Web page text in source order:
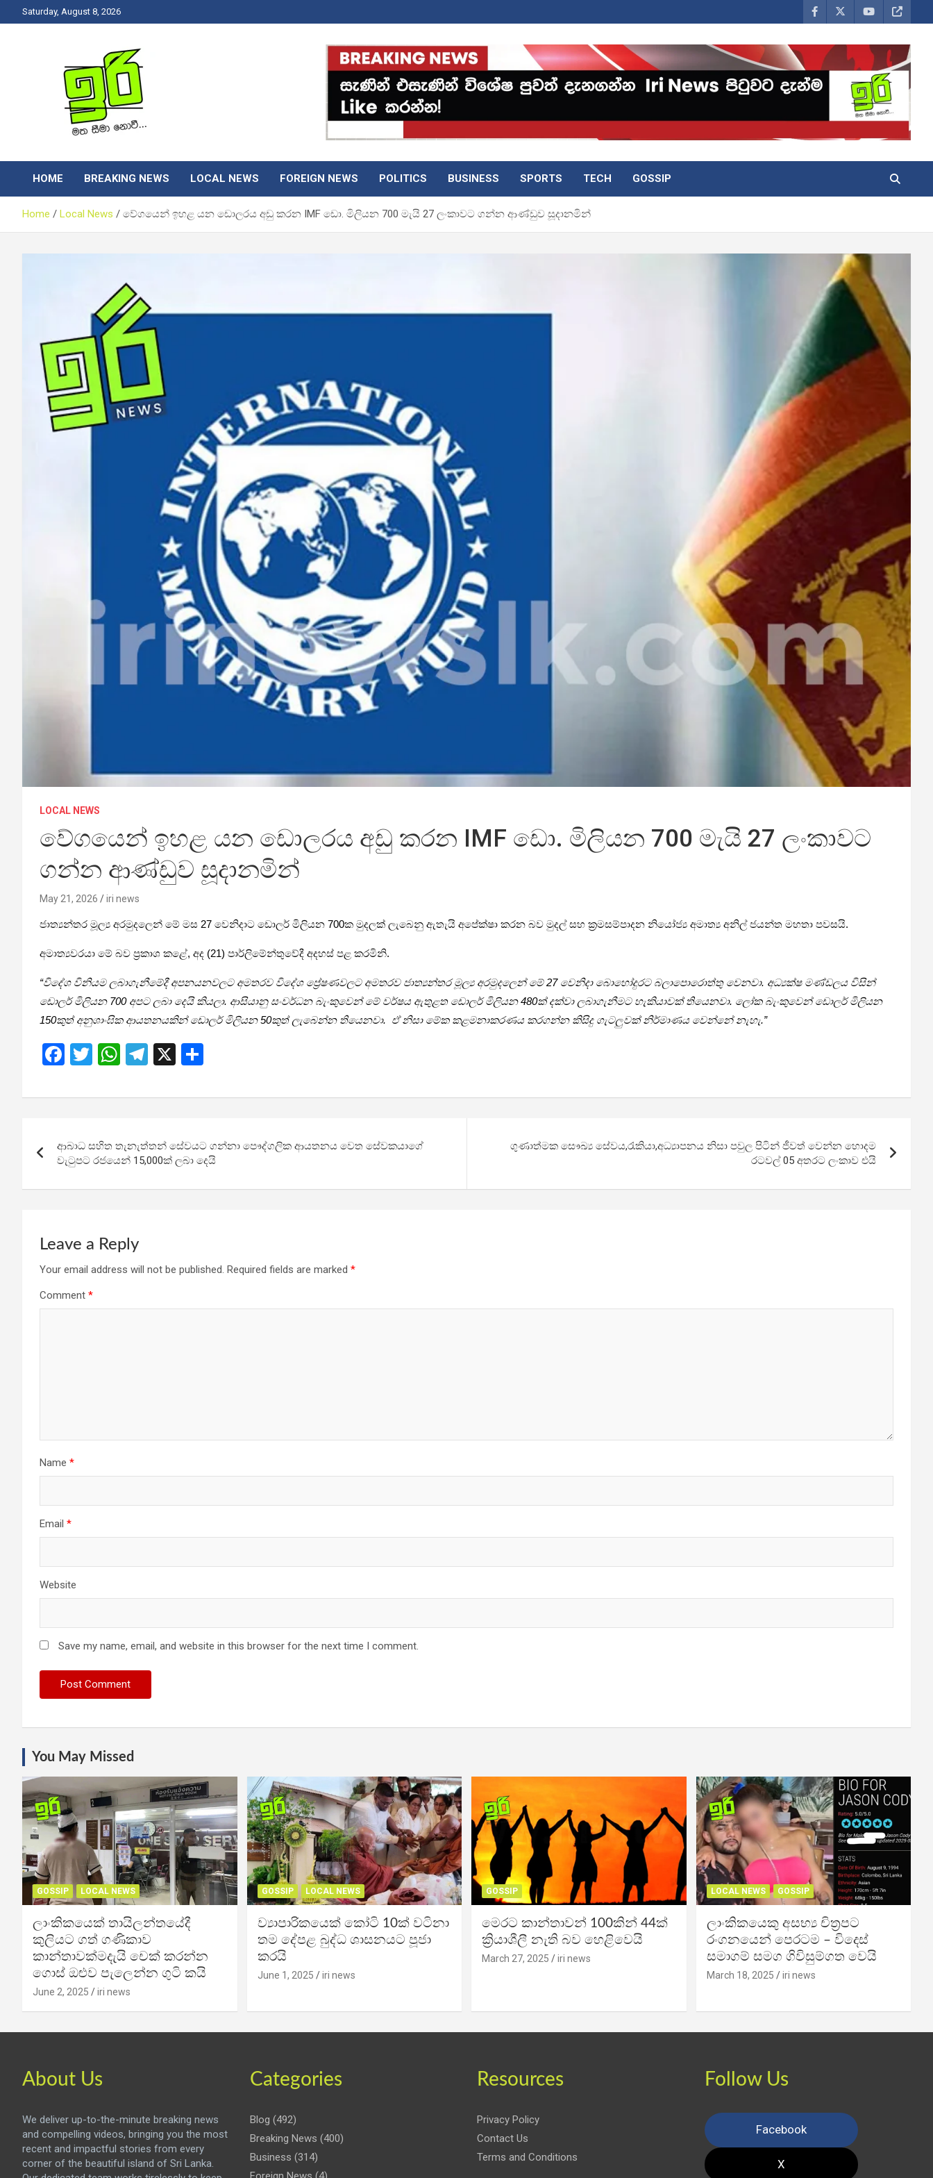
to
Saturday, August 8, 2026
Iri News
HOME BREAKING NEWS LOCAL NEWS FOREIGN NEWS POLITICS BUSINESS SPORTS TECH GOSSIP
Home Local News වේගයෙන් ඉහළ යන ඩොලරය අඩු කරන IMF ඩො. මිලියන 700 මැයි 27 ලංකාවට ගන්න ආණ්ඩුව සූදානමින්
LOCAL NEWS
වේගයෙන් ඉහළ යන ඩොලරය අඩු කරන IMF ඩො. මිලියන 700 මැයි 27 ලංකාවට
ගන්න ආණ්ඩුව සූදානමින්
May 21, 2026 iri news
ජාත්‍යන්තර මූල්‍ය අරමුදලෙන් මේ මස 27 වෙනිදාට ඩොලර් මිලියන 700ක මුදලක් ලැබෙනු ඇතැයි අපේක්ෂා කරන බව මුදල් සහ ක්‍රමසම්පාදන නියෝජ්‍ය අමාත්‍ය අනිල් ජයන්ත මහතා පවසයි.
අමාත්‍යවරයා මේ බව ප්‍රකාශ කළේ, අද (21) පාර්ලිමේන්තුවේදී අදහස් පළ කරමිනි.
“විදේශ විනියම ලබාගැනීමේදී අපනයනවලට අමතරව විදේශ ප්‍රේෂණවලට අමතරව ජාත්‍යන්තර මූල්‍ය අරමුදලෙන් මේ 27 වෙනිදා බොහෝදුරට බලාපොරොත්තු වෙනවා. අධ්‍යක්ෂ මණ්ඩලය විසින්
ඩොලර් මිලියන 700 අපට ලබා දෙයි කියලා. ආසියානු සංවර්ධන බැංකුවෙන් මේ වර්ෂය ඇතුළත ඩොලර් මිලියන 480ක් දක්වා ලබාගැනීමට හැකියාවක් තියෙනවා. ලෝක බැංකුවෙන් ඩොලර් මිලියන
150කුත් අනුශාංඝික ආයතනයකින් ඩොලර් මිලියන 50කුත් ලැබෙන්න තියෙනවා. ඒ නිසා මේක කළමනාකරණය කරගන්න කිසිදු ගැටලුවක් නිර්මාණය වෙන්නේ නැහැ.”
F
ce
o
o
k
T
tt
W
at
A
p
p
T
e
a
m
X
ar
navigation
ආබාධ සහිත තැනැත්තන් සේවයට ගන්නා පෞද්ගලික ආයතනය වෙත සේවකයාගේ
වැටුපට රජයෙන් 15,000ක් ලබා දෙයි
ගුණාත්මක සෞඛ්‍ය සේවය,රැකියා,අධ්‍යාපනය නිසා පවුල පිටින් ජීවත් වෙන්න හොදම
රටවල් 05 අතරට ලංකාව එයි
Leave a Reply
Your email address will not be published. Required fields are marked *
Comment *
Name *
Email *
Website
Save my name, email, and website in this browser for the next time I comment.
You May Missed
GOSSIP LOCAL NEWS
ලාංකිකයෙක් තායිලන්තයේදී
කුලියට ගත් ගණිකාව
කාන්තාවක්මදැයි චෙක් කරන්න
ගොස් ඔළුව පැලෙන්න ගුටි කයි
June 2, 2025 iri news
GOSSIP LOCAL NEWS
ව්‍යාපාරිකයෙක් කෝටි 10ක් වටිනා
තම දේපළ බුද්ධ ශාසනයට පූජා
කරයි
June 1, 2025 iri news
GOSSIP
මෙරට කාන්තාවන් 100කින් 44ක්
ක්‍රියාශීලී නැති බව හෙළිවෙයි
March 27, 2025 iri news
LOCAL NEWS GOSSIP
ලාංකිකයෙකු අසභ්‍ය චිත්‍රපට
රංගනයෙන් පෙරටම – විදෙස්
සමාගම් සමග ගිවිසුම්ගත වෙයි
March 18, 2025 iri news
About Us
We deliver up-to-the-minute breaking news
and compelling videos, bringing you the most
recent and impactful stories from every
corner of the beautiful island of Sri Lanka.
Categories
Blog (492)
Breaking News (400)
Business (314)
Resources
Privacy Policy
Contact Us
Terms and Conditions
Follow Us
Facebook
X